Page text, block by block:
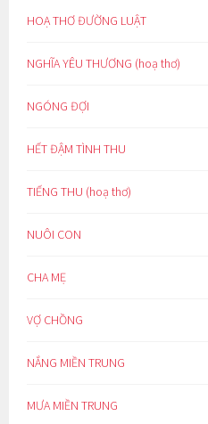
HOẠ THƠ ĐƯỜNG LUẬT
NGHĨA YÊU THƯƠNG (hoạ thơ)
NGÓNG ĐỢI
HẾT ĐẬM TÌNH THU
TIẾNG THU (hoạ thơ)
NUÔI CON
CHA MẸ
VỢ CHỒNG
NẮNG MIỀN TRUNG
MƯA MIỀN TRUNG